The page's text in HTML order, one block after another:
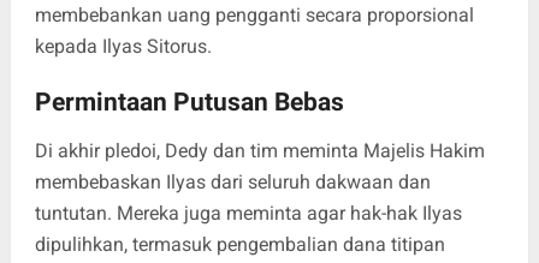
membebankan uang pengganti secara proporsional
kepada Ilyas Sitorus.
Permintaan Putusan Bebas
Di akhir pledoi, Dedy dan tim meminta Majelis Hakim
membebaskan Ilyas dari seluruh dakwaan dan
tuntutan. Mereka juga meminta agar hak-hak Ilyas
dipulihkan, termasuk pengembalian dana titipan